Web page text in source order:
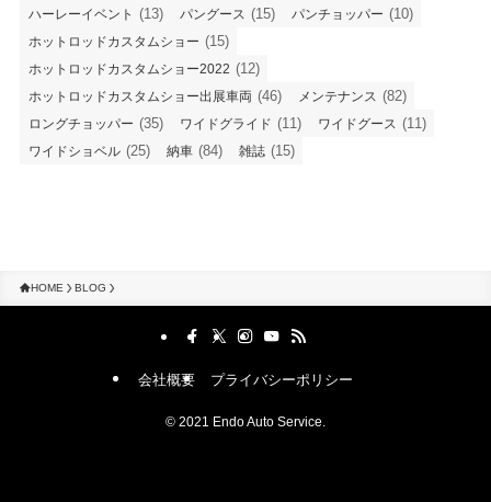
ハーレーイベント (13) パングース (15) パンチョッパー (10)
ホットロッドカスタムショー (15)
ホットロッドカスタムショー2022 (12)
ホットロッドカスタムショー出展車両 (46) メンテナンス (82)
ロングチョッパー (35) ワイドグライド (11) ワイドグース (11)
ワイドショベル (25) 納車 (84) 雑誌 (15)
HOME BLOG
会社概要 プライバシーポリシー
© 2021 Endo Auto Service.